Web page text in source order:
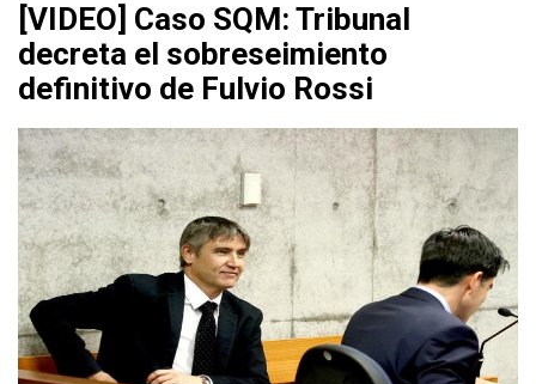
[VIDEO] Caso SQM: Tribunal
decreta el sobreseimiento
definitivo de Fulvio Rossi